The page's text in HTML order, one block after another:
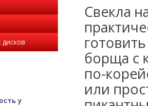
у
Свекла
борща с
по-
или